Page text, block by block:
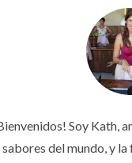
Soy Kath,
sabores del mundo, y